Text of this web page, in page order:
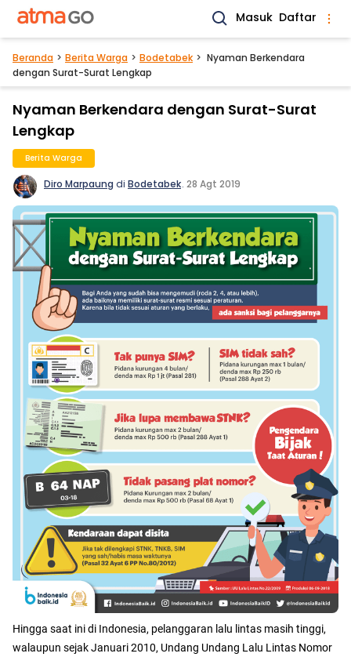
Masuk Daftar
Beranda Berita Warga Bodetabek
Nyaman Berkendara
dengan Surat-Surat Lengkap
Nyaman Berkendara dengan Surat-Surat
Lengkap
Berita Warga
Diro Marpaung di Bodetabek. 28 Agt 2019
Hingga saat ini di Indonesia, pelanggaran lalu lintas masih tinggi,
walaupun sejak Januari 2010, Undang Undang Lalu Lintas Nomor